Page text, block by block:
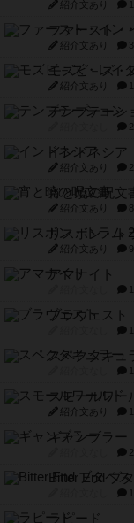
紹介文あり
ファースト・
紹介文あり
モズビ－ズ・
紹介文あり
テンプテーシ
インドネシア
紹介文あり
宵と暁の呪文
紹介文あり
リスボン・ト
紹介文あり
アマナイト
ブラヴェスト
スペクタキュ
スモールワー
紹介文あり
ギャンブラー
Bitter End ブ
ラピード